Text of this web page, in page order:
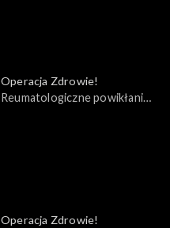
Operacja Zdrowie!
Reumatologiczne powikłania
Operacja Zdrowie!